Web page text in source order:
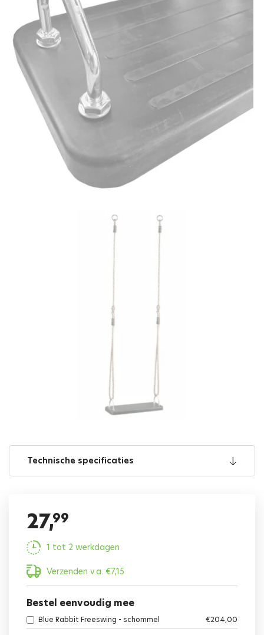
Technische specificaties
27,99
1 tot 2 werkdagen
Verzenden v.a. €7,15
Bestel eenvoudig mee
Blue Rabbit Freeswing - schommel €204,00